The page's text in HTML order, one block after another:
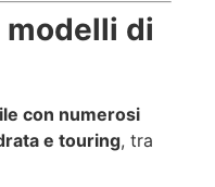
di
con numerosi
e touring, tra